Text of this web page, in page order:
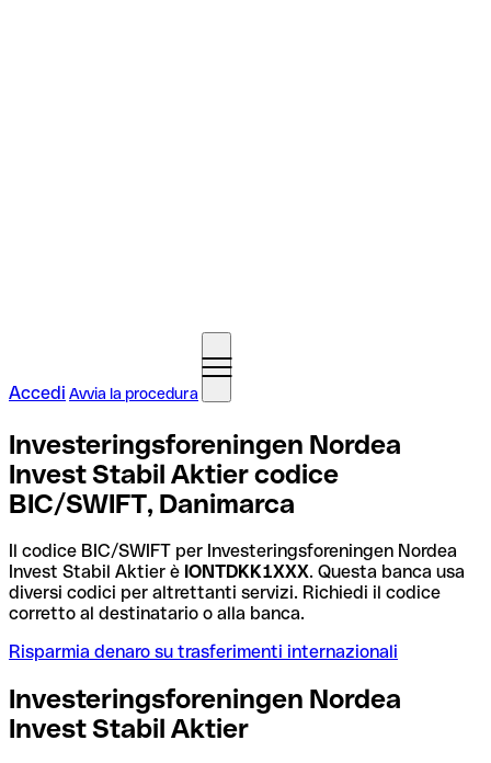
Accedi Avvia la procedura
Investeringsforeningen Nordea
Invest Stabil Aktier codice
BIC/SWIFT, Danimarca
Il codice BIC/SWIFT per Investeringsforeningen Nordea
Invest Stabil Aktier è IONTDKK1XXX. Questa banca usa
diversi codici per altrettanti servizi. Richiedi il codice
corretto al destinatario o alla banca.
Risparmia denaro su trasferimenti internazionali
Investeringsforeningen Nordea
Invest Stabil Aktier